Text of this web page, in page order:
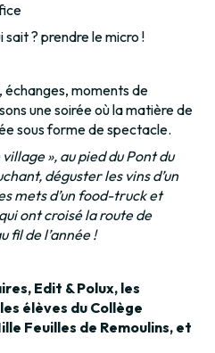
sait ? prendre le micro !
échanges, moments de
une soirée où la matière de
sous forme de spectacle.
», au pied du Pont du
déguster les vins d’un
mets d’un food-truck et
ont croisé la route de
fil de l’année !
Edit & Polux, les
élèves du Collège
Feuilles de Remoulins, et